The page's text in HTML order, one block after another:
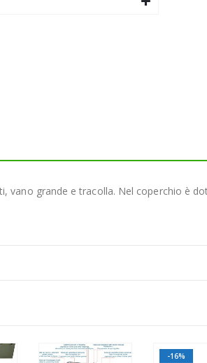
vano grande e tracolla. Nel coperchio è
-16%